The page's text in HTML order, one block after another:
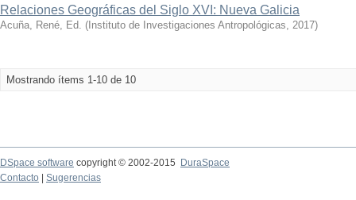
Relaciones Geográficas del Siglo XVI: Nueva Galicia
Acuña, René, Ed. ( Instituto de Investigaciones Antropológicas, 2017)
Mostrando ítems 1-10 de 10
DSpace software copyright © 2002-2015
DuraSpace
Contacto
Sugerencias